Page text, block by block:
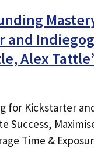
and
Alex
for Kickstarter
Success,
Time &